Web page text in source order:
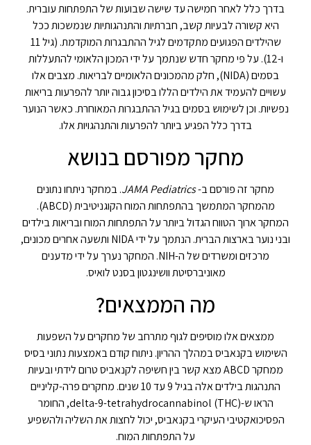
בדרך כלל לאחר חמישה עד שישה שבועות של התפתחות עוברית.
היא קשורה לבעיות קשב, חברתיות והתנהגותיות שנמשכות ככל
שהילדים הפגועים מתקדמים לגיל ההתבגרות המוקדמת. (גיל 11
ו-12). על פי מחקר חדש שנתמך על ידי המכון הלאומי להתעללות
בסמים (NIDA), חלק מהמכונים הלאומיים לבריאות. מצבים אלו
עשויים להעמיד את הילדים הללו בסיכון גבוה יותר להפרעות בריאות
נפשיות. וכן לשימוש בסמים בגיל ההתבגרות המאוחרת. כאשר הנוער
בדרך כלל הפגיע ביותר להפרעות והתנהגויות אלו.
מחקר מפורסם בנושא
מחקר זה פורסם ב-JAMA Pediatrics. במחקר ניתחו נתונים
מהמחקר המתמשך בהתפתחות המוח הקוגניטיבית (ABCD).
המחקר ארוך הטווח הגדול ביותר על התפתחות המוח ובריאות בילדים
ובני נוער בארצות הברית. הנתמך על ידי NIDA ותשעה אחרים מכונים,
מרכזים ומשרדים של ה-NIH. המחקר נערך על ידי מדענים
מאוניברסיטת וושינגטון בסנט לואיס.
מה הממצאים?
ממצאים אלו מוסיפים לגוף מתרחב של מחקרים על השפעות
השימוש בקנאביס במהלך ההריון. ניתוח קודם באמצעות נתוני בסיס
ממחקר ABCD מצא קשר בין חשיפה לקנאביס טרום לידתי ובעיות
התנהגות בילדים אלה בגיל 9 עד 10 שנים. מחקרים פרה-קליניים
הראו ש-delta-9-tetrahydrocannabinol (THC), החומר
הפסיכואקטיבי העיקרי בקנאביס, יכול לחצות את השליה ולהשפיע
על התפתחות המוח.